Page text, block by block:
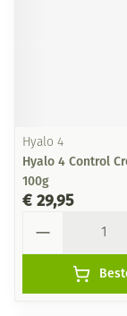
Hyalo 4
Hyalo 4 Control
100g
€ 29,95